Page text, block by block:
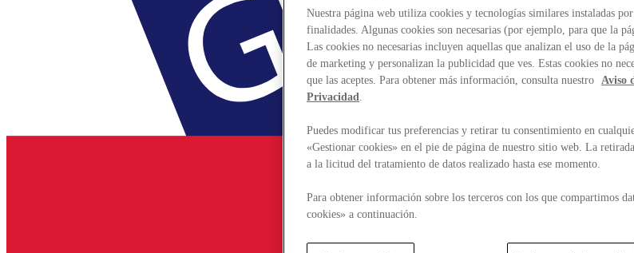
Nuestra página web utiliza cookies y tecnologías similares instaladas
finalidades. Algunas cookies son necesarias (por ejemplo, para que la
Las cookies no necesarias incluyen aquellas que analizan el uso de la
de marketing y personalizan la publicidad que ves. Estas cookies no
que las aceptes. Para obtener más información, consulta nuestro Aviso
Privacidad.
Puedes modificar tus preferencias y retirar tu consentimiento en
«Gestionar cookies» en el pie de página de nuestro sitio web. La
a la licitud del tratamiento de datos realizado hasta ese momento.
Para obtener información sobre los terceros con los que compartimos
cookies» a continuación.